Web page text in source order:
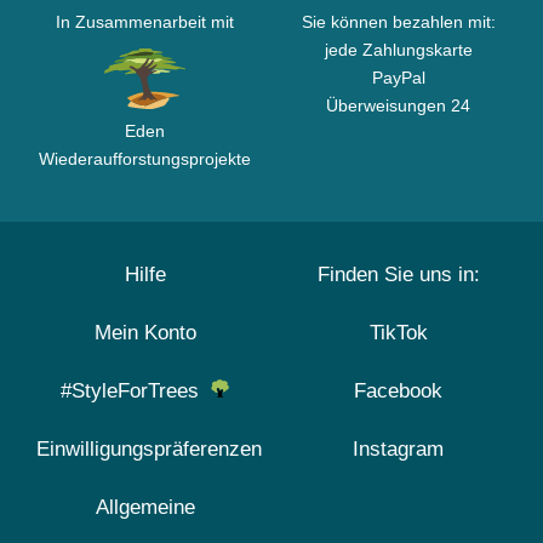
In Zusammenarbeit mit
Eden
Wiederaufforstungsprojekte
Sie können bezahlen mit:
jede Zahlungskarte
PayPal
Überweisungen 24
Hilfe
Mein Konto
#StyleForTrees
Einwilligungspräferenzen
Allgemeine
Finden Sie uns in:
TikTok
Facebook
Instagram